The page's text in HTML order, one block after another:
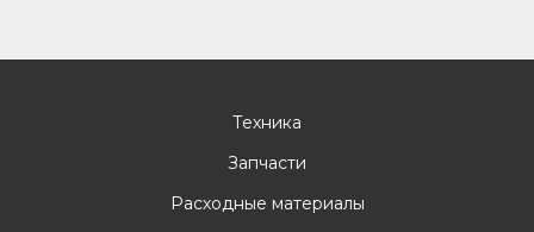
Техника
Запчасти
Расходные материалы